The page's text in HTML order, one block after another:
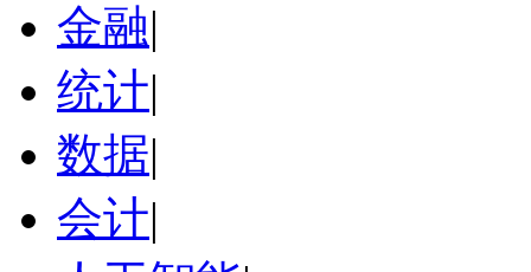
金融|
统计|
数据|
会计|